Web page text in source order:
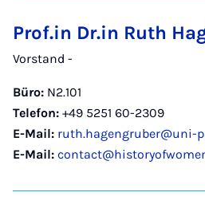
Prof.in Dr.in Ruth
Vorstand -
Büro: N2.101
Telefon: +49 5251 60-2309
E-Mail: ruth.hagengruber@uni-
E-Mail: